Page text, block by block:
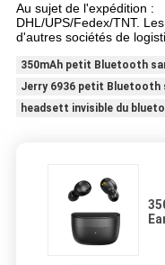
Au sujet de l'expédition :
DHL/UPS/Fedex/TNT.
d'autres sociétés de
350mAh petit Bluetooth
Jerry 6936 petit Bluetooth
headsett invisible du